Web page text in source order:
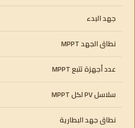
جهد البدء
نطاق الجهد MPPT
عدد أجهزة تتبع MPPT
سلاسل PV لكل MPPT
نطاق جهد البطارية